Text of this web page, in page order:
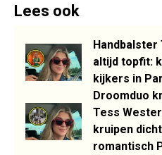
Lees ook
Handbalster
altijd topfit:
kijkers in
Droomduo
Tess
kruipen
romantisch